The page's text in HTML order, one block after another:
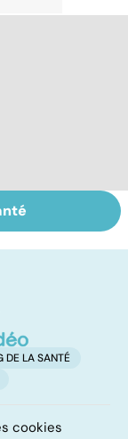
des
: que
DE LA SANTÉ
cookies